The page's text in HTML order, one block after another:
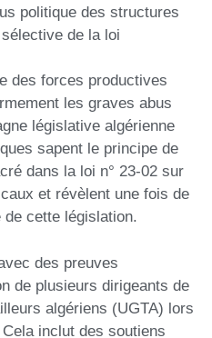
politique des structures
de la loi
des forces productives
les graves abus
législative algérienne
sapent le principe de
dans la loi n° 23-02 sur
et révèlent une fois de
de cette législation.
des preuves
de plusieurs dirigeants de
algériens (UGTA) lors
inclut des soutiens